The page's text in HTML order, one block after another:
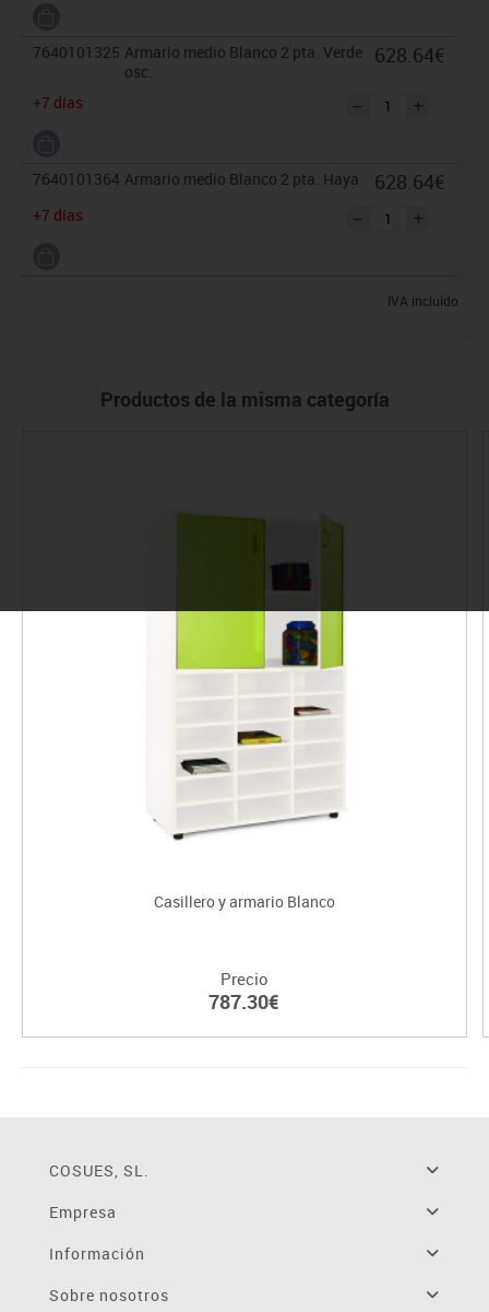
7640101325 Armario medio Blanco 2 pta. Verde
osc.
+7 días
628.64€
7640101364 Armario medio Blanco 2 pta. Haya
+7 días
628.64€
IVA incluido
Productos de la misma categoría
Casillero y armario Blanco
Precio
787.30€
COSUES, SL.
Empresa
Información
Sobre nosotros